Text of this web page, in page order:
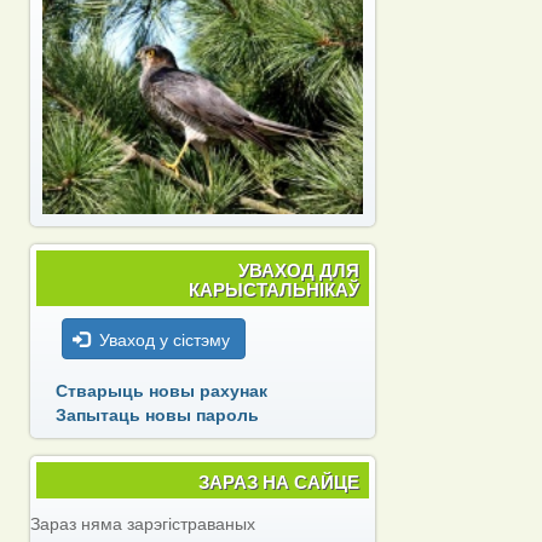
УВАХОД ДЛЯ
КАРЫСТАЛЬНІКАЎ
Уваход у сістэму
Стварыць новы рахунак
Запытаць новы пароль
ЗАРАЗ НА САЙЦЕ
Зараз няма зарэгістраваных